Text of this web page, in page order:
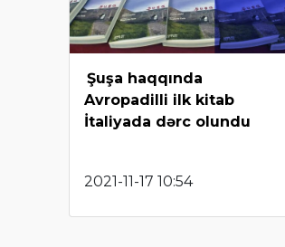
Şuşa haqqında
Avropadilli ilk kitab
İtaliyada dərc olundu
2021-11-17 10:54